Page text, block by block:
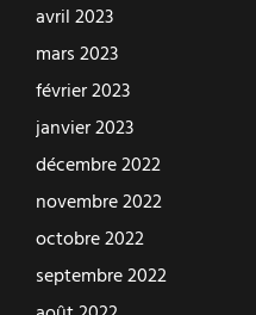
avril 2023
mars 2023
février 2023
janvier 2023
décembre 2022
novembre 2022
octobre 2022
septembre 2022